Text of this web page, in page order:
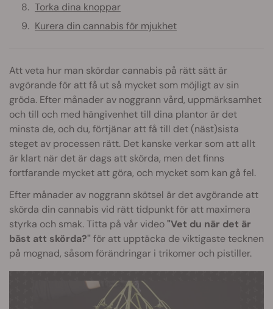
Torka dina knoppar
Kurera din cannabis för mjukhet
Att veta hur man skördar cannabis på rätt sätt är
avgörande för att få ut så mycket som möjligt av sin
gröda. Efter månader av noggrann vård, uppmärksamhet
och till och med hängivenhet till dina plantor är det
minsta de, och du, förtjänar att få till det (näst)sista
steget av processen rätt. Det kanske verkar som att allt
är klart när det är dags att skörda, men det finns
fortfarande mycket att göra, och mycket som kan gå fel.
Efter månader av noggrann skötsel är det avgörande att
skörda din cannabis vid rätt tidpunkt för att maximera
styrka och smak. Titta på vår video"Vet du när det är
bäst att skörda?" för att upptäcka de viktigaste tecknen
på mognad, såsom förändringar i trikomer och pistiller.